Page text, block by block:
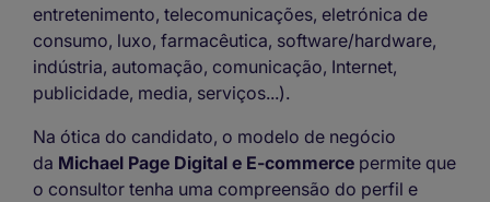
entretenimento, telecomunicações, eletrónica de
consumo, luxo, farmacêutica, software/hardware,
indústria, automação, comunicação, Internet,
publicidade, media, serviços...).
Na ótica do candidato, o modelo de negócio
da Michael Page Digital e E-commerce permite que
o consultor tenha uma compreensão do perfil e